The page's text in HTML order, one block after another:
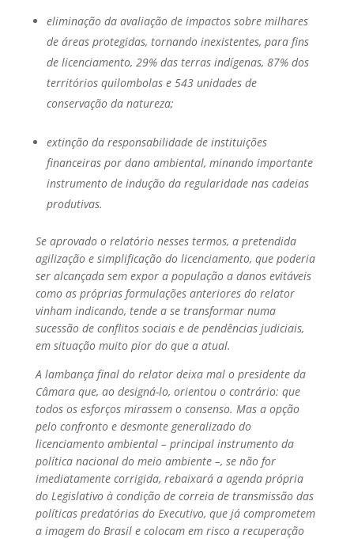
eliminação da avaliação de impactos sobre milhares
de áreas protegidas, tornando inexistentes, para fins
de licenciamento, 29% das terras indígenas, 87% dos
territórios quilombolas e 543 unidades de
conservação da natureza;
extinção da responsabilidade de instituições
financeiras por dano ambiental, minando importante
instrumento de indução da regularidade nas cadeias
produtivas.
Se aprovado o relatório nesses termos, a pretendida
agilização e simplificação do licenciamento, que poderia
ser alcançada sem expor a população a danos evitáveis
como as próprias formulações anteriores do relator
vinham indicando, tende a se transformar numa
sucessão de conflitos sociais e de pendências judiciais,
em situação muito pior do que a atual.
A lambança final do relator deixa mal o presidente da
Câmara que, ao designá-lo, orientou o contrário: que
todos os esforços mirassem o consenso. Mas a opção
pelo confronto e desmonte generalizado do
licenciamento ambiental – principal instrumento da
política nacional do meio ambiente –, se não for
imediatamente corrigida, rebaixará a agenda própria
do Legislativo à condição de correia de transmissão das
políticas predatórias do Executivo, que já comprometem
a imagem do Brasil e colocam em risco a recuperação